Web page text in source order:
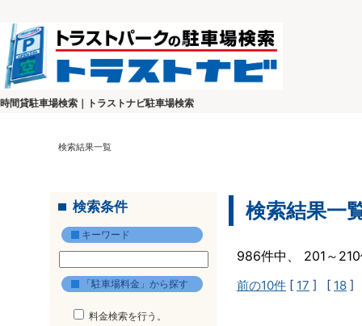
時間貸駐車場検索｜トラストナビ駐車場検索
検索結果一覧
検索条件
キーワード
「駐車場料金」から探す
料金検索を行う。
検索結果一
986件中、 201～
前の10件 [ 17 ] [ 18 ]